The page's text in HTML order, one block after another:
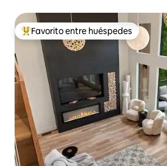
Favorito entre los huéspedes más
Favorito entre huéspedes